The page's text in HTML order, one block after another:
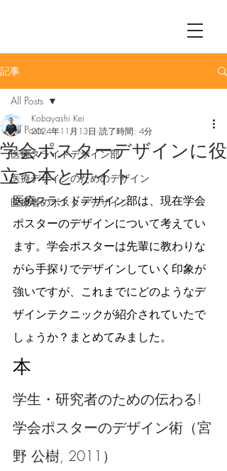
記事
All Posts
医療スライドデザイン部
医療デザインのためのデザイン
医療者のポスターデザイン
All Posts
学会ポスターデザインに役
立つ本とサイト
Kobayashi Kei
2024年11月13日 読了時間: 4分
医療スライドデザイン部は、現在学会
ポスターのデザインについて考えてい
ます。学会ポスターは先輩に教わりな
がら手探りでデザインしていく印象が
強いですが、これまでにどのようなデ
ザインテクニックが紹介されていたで
しょうか？まとめてみました。
本
学生・研究者のための伝わる!
学会ポスターのデザイン術（宮
野 公樹, 2011）